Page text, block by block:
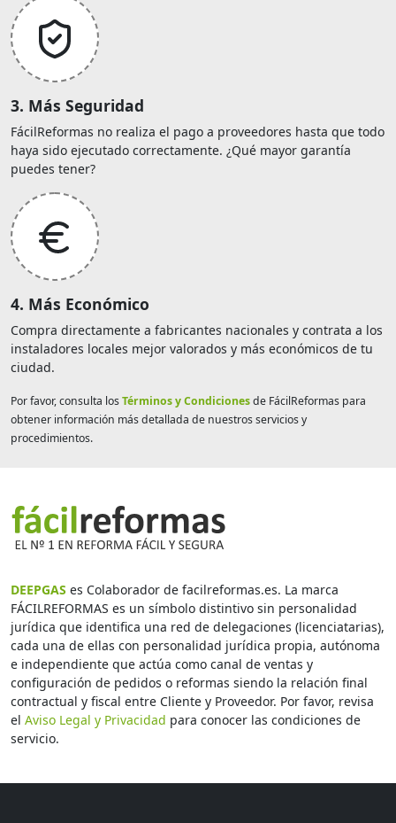
3. Más Seguridad
FácilReformas no realiza el pago a proveedores hasta que todo
haya sido ejecutado correctamente. ¿Qué mayor garantía
puedes tener?
4. Más Económico
Compra directamente a fabricantes nacionales y contrata a los
instaladores locales mejor valorados y más económicos de tu
ciudad.
Por favor, consulta losTérminos y Condicionesde FácilReformas para
obtener información más detallada de nuestros servicios y
procedimientos.
DEEPGAS es Colaborador de facilreformas.es. La marca
FÁCILREFORMAS es un símbolo distintivo sin personalidad
jurídica que identifica una red de delegaciones (licenciatarias),
cada una de ellas con personalidad jurídica propia, autónoma
e independiente que actúa como canal de ventas y
configuración de pedidos o reformas siendo la relación final
contractual y fiscal entre Cliente y Proveedor. Por favor, revisa
el Aviso Legal y Privacidad para conocer las condiciones de
servicio.